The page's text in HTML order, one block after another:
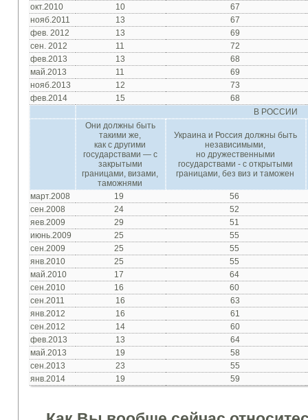
окт.2010
10
67
нояб.2011
13
67
фев. 2012
13
69
сен. 2012
11
72
фев.2013
13
68
май.2013
11
69
нояб.2013
12
73
фев.2014
15
68
В РОССИИ
Они должны быть
такими же,
как с другими
государствами — с
закрытыми
границами, визами,
таможнями
Украина и Россия должны быть
независимыми,
но дружественными
государствами - с открытыми
границами, без виз и таможен
март.2008 19
56
сен.2008
24
52
яев.2009
29
51
июнь.2009
25
55
сен.2009
25
55
янв.2010
25
55
май.2010
17
64
сен.2010
16
60
сен.2011
16
63
янв.2012
16
61
сен.2012
14
60
фев.2013
13
64
май.2013
19
58
сен.2013
23
55
янв.2014
19 59